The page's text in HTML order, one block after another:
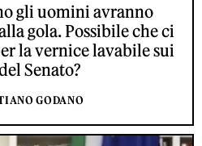
gli uomini avranno
gola. Possibile che ci
la vernice lavabile sui
Senato?
GODANO